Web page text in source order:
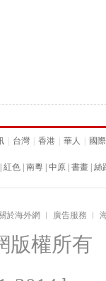
台灣 香港 華人 國際
紅色 南粵 中原 書畫 絲
於海外網 ︱ 廣告服務 ︱
版權所有